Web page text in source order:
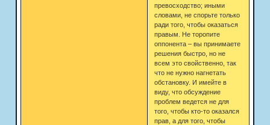
превосходство; иными
словами, не спорьте только
ради того, чтобы оказаться
правым. Не торопите
оппонента – вы принимаете
решения быстро, но не
всем это свойственно, так
что не нужно нагнетать
обстановку. И имейте в
виду, что обсуждение
проблем ведется не для
того, чтобы кто-то оказался
прав, а для того, чтобы